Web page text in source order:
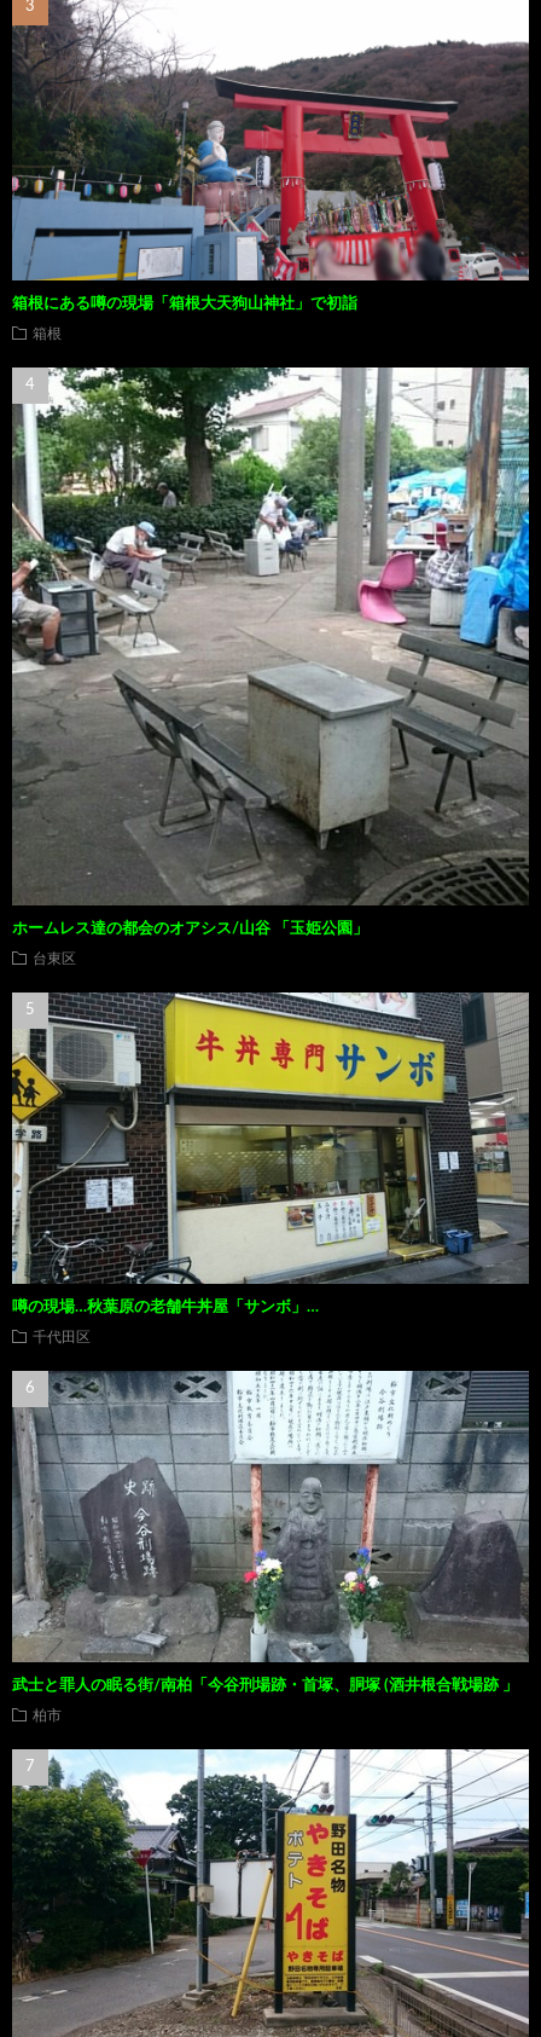
箱根にある噂の現場「箱根大天狗山神社」で初詣
箱根
ホームレス達の都会のオアシス/山谷 「玉姫公園」
台東区
噂の現場…秋葉原の老舗牛丼屋「サンボ」…
千代田区
武士と罪人の眠る街/南柏「今谷刑場跡・首塚、胴塚 (酒井根合戦場跡 」
柏市